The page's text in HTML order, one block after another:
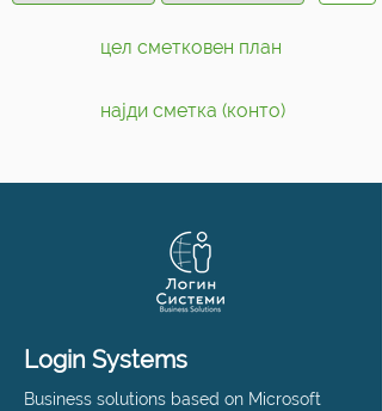
цел сметковен план
најди сметка (конто)
Login Systems
Business solutions based on Microsoft